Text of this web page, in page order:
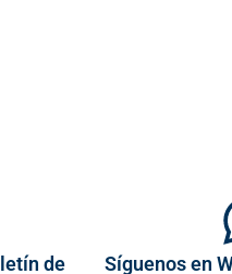
de Síguenos en